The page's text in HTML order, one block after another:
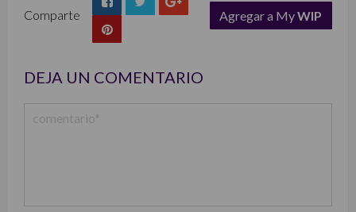
Comparte Agregar a MyWIP
DEJA UN COMENTARIO